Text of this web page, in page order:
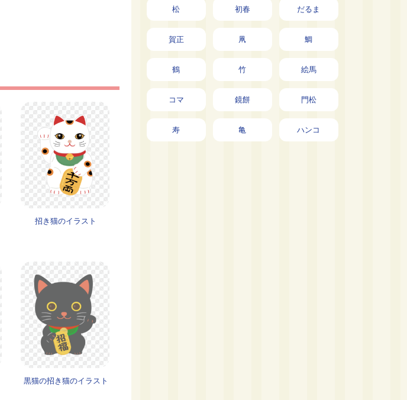
招き猫のイラスト
黒猫の招き猫のイラスト
松 初春 だるま
賀正 凧 鯛
鶴 竹 絵馬
コマ 鏡餅 門松
寿 亀 ハンコ